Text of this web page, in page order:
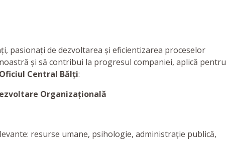
pasionați de dezvoltarea și eficientizarea proceselor
și să contribui la progresul companiei, aplică pentru
Oficiul Central Bălți:
Organizațională
resurse umane, psihologie, administrație publică,